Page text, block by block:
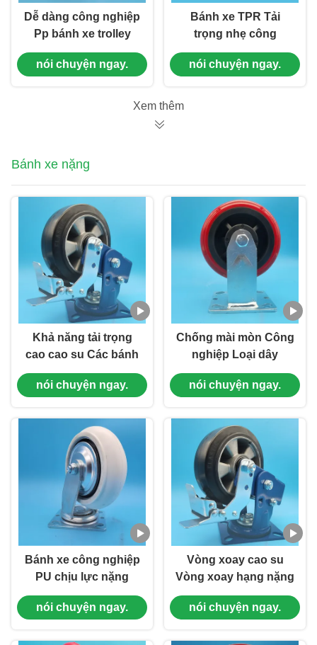
Dễ dàng công nghiệp
Pp bánh xe trolley
nhiệm vụ trung bình 5
"cửa khóa nhà và sản
nói chuyện ngay.
Bánh xe TPR Tải
trọng nhẹ công
nghiệp Bánh xe tải
trọng trung bình Lõi
Khóa Cứng Xoay cho
nói chuyện ngay.
Xem thêm
Bánh xe nặng
Khả năng tải trọng
cao cao su Các bánh
xe chở mùa xuân
hạng nặng Đơn lẻ 5"
sở logistics
nói chuyện ngay.
Chống mài mòn Công
nghiệp Loại dây
chuyền công nghiệp
nặng Đơn lẻ PP 6
Brake Swivel Thiết bị
văn phòng cố định
nói chuyện ngay.
Bánh xe công nghiệp
PU chịu lực nặng
chống sốc đơn 5" có
phanh hãm hai chiều
nói chuyện ngay.
Vòng xoay cao su
Vòng xoay hạng nặng
Vòng xoay nhôm lõi 8
"Vòng xoay cuộn
nói chuyện ngay.